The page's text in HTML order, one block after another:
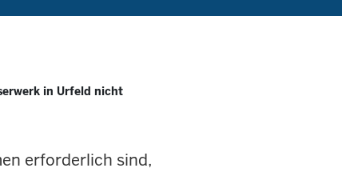
in Urfeld nicht
erforderlich sind,